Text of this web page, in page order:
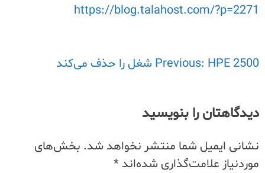
https://blog.talahost.com/?p=2271
راهبری Previous: HPE 2500 شغل را حذف می‌کند
دیدگاهتان را بنویسید
نشانی ایمیل شما منتشر نخواهد شد. بخش‌های
موردنیاز علامت‌گذاری شده‌اند *